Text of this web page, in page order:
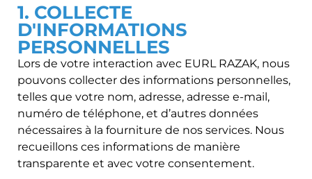
1. COLLECTE
D'INFORMATIONS
PERSONNELLES
Lors de votre interaction avec EURL RAZAK, nous
pouvons collecter des informations personnelles,
telles que votre nom, adresse, adresse e-mail,
numéro de téléphone, et d’autres données
nécessaires à la fourniture de nos services. Nous
recueillons ces informations de manière
transparente et avec votre consentement.